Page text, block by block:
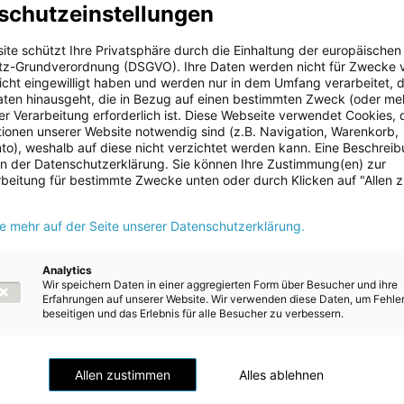
Oberösterreichs darstellen“, führt Energie AG-CEO Leonhard
Ebensee ist ein wesentlicher Bestandteil der
des Unternehmens und ist mit rund 450 Millionen
in der Geschichte der Energie AG. Die Inbetriebnahme ist
ist ein entscheidender Schritt hin zu einer
verlässlicheren Energieversorgung in Oberösterreich. Unsere
einem klaren Prinzip: Ökologie und Ökonomie sind in
sondern ergänzen sich gegenseitig. Die Baustelle dieses
hier in Ebensee ist ein Beleg dafür, dass wir in
und Vernunft umzusetzen“, so Landeshauptmann Thomas
vor Ort.
als Wirtschaftsbundesland Nr. 1 sind eine hohe
bei Energie ein entscheidender Standortfaktor.
Ebensee ist ein entscheidender Baustein, um die
auch künftig zu gewährleisten. Gleichzeitig sind
für die erfolgreiche Umsetzung der Energiewende. Die Energie
einmal mehr unter Beweis, dass sie für eine sichere und
in Oberösterreich steht“, so Energie AG-
Markus Achleitner.
schützt Ihre Privatsphäre durch die Einhaltung der europäischen
Grundverordnung (DSGVO). Ihre Daten werden nicht für Zwecke
eingewilligt haben und werden nur in dem Umfang verarbeitet,
hinausgeht, die in Bezug auf einen bestimmten Zweck (oder
Verarbeitung erforderlich ist. Diese Webseite verwendet Cookies,
unserer Website notwendig sind (z.B. Navigation, Warenkorb,
weshalb auf diese nicht verzichtet werden kann. Eine
der Datenschutzerklärung. Sie können Ihre Zustimmung(en) zur
für bestimmte Zwecke unten oder durch Klicken auf "Allen
mehr auf der Seite unserer Datenschutzerklärung.
Analytics
Wir speichern Daten in einer aggregierten Form über Besucher und ihre
Erfahrungen auf unserer Website. Wir verwenden diese Daten, um
beseitigen und das Erlebnis für alle Besucher zu verbessern.
Allen zustimmen Alles ablehnen